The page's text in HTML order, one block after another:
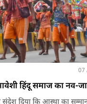
07
हिंदू समाज का नव-
संदेश दिया कि आस्था का